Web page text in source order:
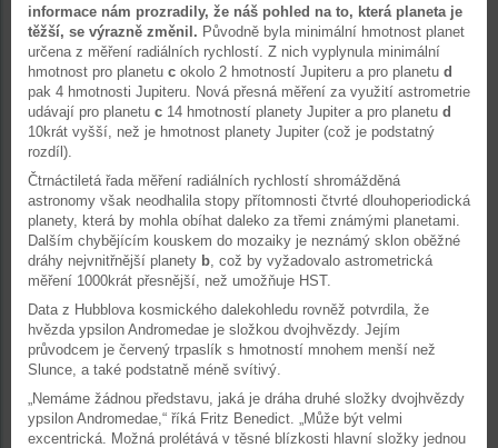
informace nám prozradily, že náš pohled na to, která planeta je
těžší, se výrazně změnil. Původně byla minimální hmotnost planet
určena z měření radiálních rychlostí. Z nich vyplynula minimální
hmotnost pro planetu c okolo 2 hmotností Jupiteru a pro planetu d
pak 4 hmotnosti Jupiteru. Nová přesná měření za využití astrometrie
udávají pro planetu c 14 hmotností planety Jupiter a pro planetu d
10krát vyšší, než je hmotnost planety Jupiter (což je podstatný
rozdíl).
Čtrnáctiletá řada měření radiálních rychlostí shromážděná
astronomy však neodhalila stopy přítomnosti čtvrté dlouhoperiodická
planety, která by mohla obíhat daleko za třemi známými planetami.
Dalším chybějícím kouskem do mozaiky je neznámý sklon oběžné
dráhy nejvnitřnější planety b, což by vyžadovalo astrometrická
měření 1000krát přesnější, než umožňuje HST.
Data z Hubblova kosmického dalekohledu rovněž potvrdila, že
hvězda ypsilon Andromedae je složkou dvojhvězdy. Jejím
průvodcem je červený trpaslík s hmotností mnohem menší než
Slunce, a také podstatně méně svítivý.
„Nemáme žádnou představu, jaká je dráha druhé složky dvojhvězdy
ypsilon Andromedae,“ říká Fritz Benedict. „Může být velmi
excentrická. Možná prolétává v těsné blízkosti hlavní složky jednou